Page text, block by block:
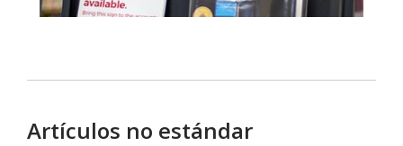
Artículos no estándar